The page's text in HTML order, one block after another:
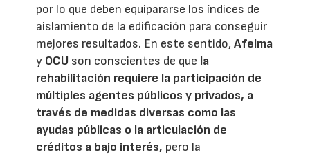
por lo que deben equipararse los índices de
aislamiento de la edificación para conseguir
mejores resultados. En este sentido,Afelma
y OCU son conscientes de que la
rehabilitación requiere la participación de
múltiples agentes públicos y privados, a
través de medidas diversas como las
ayudas públicas o la articulación de
créditos a bajo interés, pero la